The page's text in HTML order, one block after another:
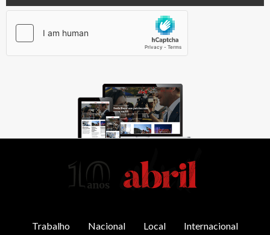
Trabalho Nacional Local Internacional